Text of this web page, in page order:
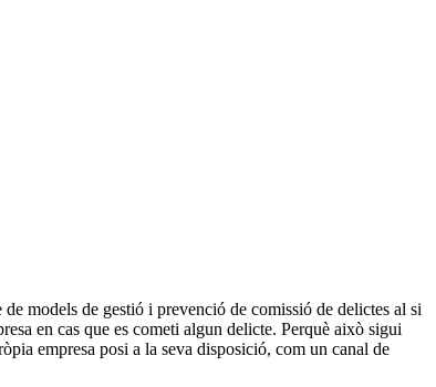
models de gestió i prevenció de comissió de delictes al si
en cas que es cometi algun delicte. Perquè això sigui
empresa posi a la seva disposició, com un canal de